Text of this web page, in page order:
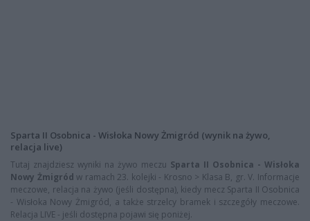
Sparta II Osobnica - Wisłoka Nowy Żmigród (wynik na żywo,
relacja live)
Tutaj znajdziesz wyniki na żywo meczu Sparta II Osobnica - Wisłoka
Nowy Żmigród w ramach 23. kolejki - Krosno > Klasa B, gr. V. Informacje
meczowe, relacja na żywo (jeśli dostępna), kiedy mecz Sparta II Osobnica
- Wisłoka Nowy Żmigród, a także strzelcy bramek i szczegóły meczowe.
Relacja LIVE - jeśli dostępna pojawi się poniżej.